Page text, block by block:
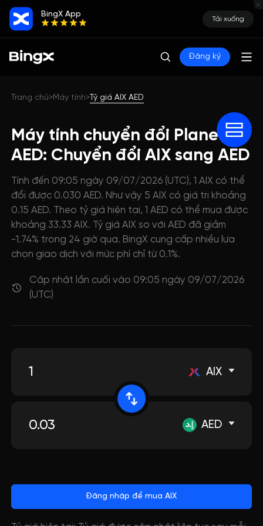
BingX App
Tải xuống
Đăng ký
Trang chủ>Máy tính>Tỷ giá AIX AED
Máy tính chuyển đổi Planet IX
AED: Chuyển đổi AIX sang AED
Tính đến 09:05 ngày 09/07/2026 (UTC), 1 AIX có thể
đổi được 0.030 AED. Như vậy 5 AIX có giá trị khoảng
0.15 AED. Theo tỷ giá hiện tại, 1 AED có thể mua được
khoảng 33.33 AIX. Tỷ giá AIX so với AED đã giảm
-1.74% trong 24 giờ qua. BingX cung cấp nhiều lựa
chọn giao dịch với mức phí chỉ từ 0.1%.
Cập nhật lần cuối vào 09:05 ngày 09/07/2026
(UTC)
AIX
AED
Đăng nhập để mua AIX